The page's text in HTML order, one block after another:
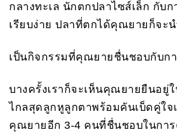
กลางทะเล นักตกปลาไซส์เล็ก กับก
เรียบง่าย ปลาที่ตกได้คุณยายก็จะ
เป็นกิจกรรมที่คุณยายชื่นชอบกับก
บางครั้งเราก็จะเห็นคุณยายยืนอยู่ใ
ไกลสุดลูกหูลูกตาพร้อมคันเบ็ดคู่ใจ
คุณยายอีก 3-4 คนที่ชื่นชอบในกา